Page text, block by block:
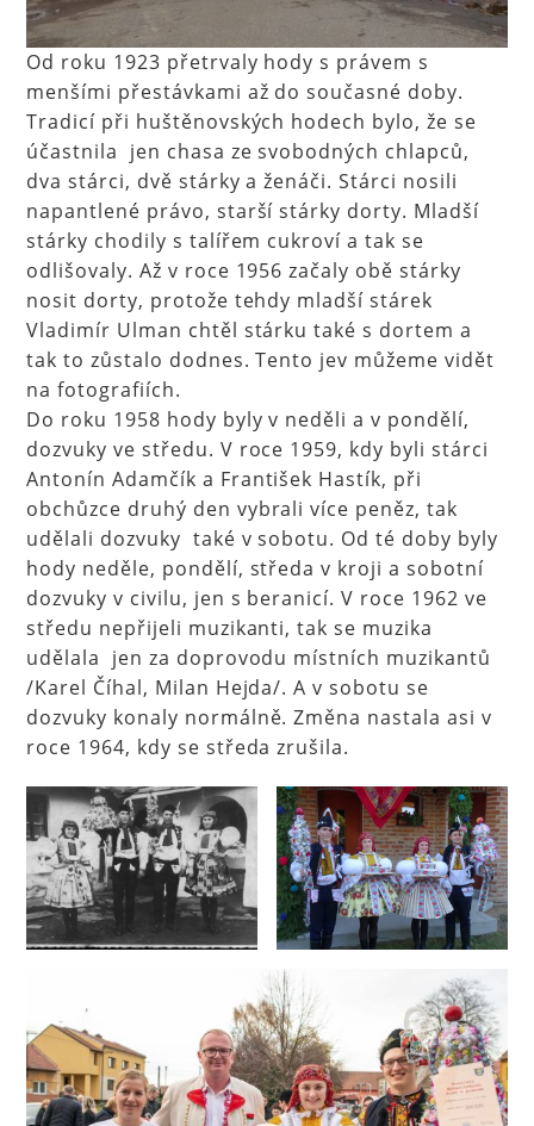
Od roku 1923 přetrvaly hody s právem s
menšími přestávkami až do současné doby.
Tradicí při huštěnovských hodech bylo, že se
účastnila jen chasa ze svobodných chlapců,
dva stárci, dvě stárky a ženáči. Stárci nosili
napantlené právo, starší stárky dorty. Mladší
stárky chodily s talířem cukroví a tak se
odlišovaly. Až v roce 1956 začaly obě stárky
nosit dorty, protože tehdy mladší stárek
Vladimír Ulman chtěl stárku také s dortem a
tak to zůstalo dodnes. Tento jev můžeme vidět
na fotografiích.
Do roku 1958 hody byly v neděli a v pondělí,
dozvuky ve středu. V roce 1959, kdy byli stárci
Antonín Adamčík a František Hastík, při
obchůzce druhý den vybrali více peněz, tak
udělali dozvuky také v sobotu. Od té doby byly
hody neděle, pondělí, středa v kroji a sobotní
dozvuky v civilu, jen s beranicí. V roce 1962 ve
středu nepřijeli muzikanti, tak se muzika
udělala jen za doprovodu místních muzikantů
/Karel Číhal, Milan Hejda/. A v sobotu se
dozvuky konaly normálně. Změna nastala asi v
roce 1964, kdy se středa zrušila.